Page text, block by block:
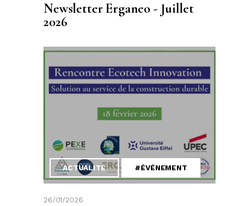
Newsletter Erganeo - Juillet
2026
ACTUALITÉ #ÉVÉNEMENT
26/01/2026